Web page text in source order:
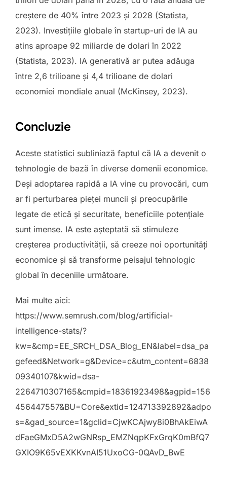
creștere de 40% între 2023 și 2028 (Statista,
2023). Investițiile globale în startup-uri de IA au
atins aproape 92 miliarde de dolari în 2022
(Statista, 2023). IA generativă ar putea adăuga
între 2,6 trilioane și 4,4 trilioane de dolari
economiei mondiale anual (McKinsey, 2023).
Concluzie
Aceste statistici subliniază faptul că IA a devenit o
tehnologie de bază în diverse domenii economice.
Deși adoptarea rapidă a IA vine cu provocări, cum
ar fi perturbarea pieței muncii și preocupările
legate de etică și securitate, beneficiile potențiale
sunt imense. IA este așteptată să stimuleze
creșterea productivității, să creeze noi oportunități
economice și să transforme peisajul tehnologic
global în deceniile următoare.
Mai multe aici:
https://www.semrush.com/blog/artificial-
intelligence-stats/?
kw=&cmp=EE_SRCH_DSA_Blog_EN&label=dsa_pa
gefeed&Network=g&Device=c&utm_content=6838
09340107&kwid=dsa-
2264710307165&cmpid=18361923498&agpid=156
456447557&BU=Core&extid=124713392892&adpo
s=&gad_source=1&gclid=CjwKCAjwy8i0BhAkEiwA
dFaeGMxD5A2wGNRsp_EMZNqpKFxGrqK0mBfQ7
GXIO9K65vEXKKvnAI51UxoCG-0QAvD_BwE